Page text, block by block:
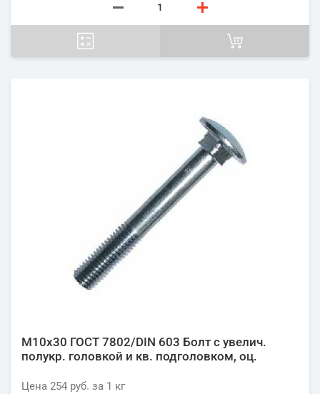
М10х30 ГОСТ 7802/DIN 603 Болт с увелич.
полукр. головкой и кв. подголовком, оц.
Цена 254 руб. за 1 кг